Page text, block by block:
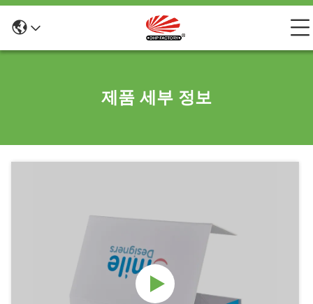
제품 세부 정보